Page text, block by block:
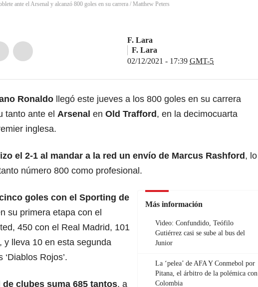
ante el Arsenal y alcanzó 800 goles en su carrera / Matthew Peters
F. Lara
F. Lara
02/12/2021 - 17:39 GMT-5
Ronaldo llegó este jueves a los 800 goles en su carrera
tanto ante el Arsenal en Old Trafford , en la decimocuarta
inglesa.
el 2-1 al mandar a la red un envío de Marcus Rashford , lo
número 800 como profesional.
Más información
Video: Confundido, Teófilo
Gutiérrez casi se sube al bus del
Junior
La ‘pelea’ de AFA Y Conmebol por
Pitana, el árbitro de la polémica con
Colombia
goles con el Sporting de
su primera etapa con el
450 con el Real Madrid, 101
y lleva 10 en esta segunda
Rojos’.
de clubes suma 685 tantos, a